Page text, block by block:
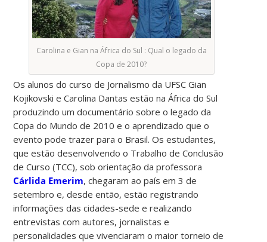
Carolina e Gian na África do Sul : Qual o legado da
Copa de 2010?
Os alunos do curso de Jornalismo da UFSC Gian
Kojikovski e Carolina Dantas estão na África do Sul
produzindo um documentário sobre o legado da
Copa do Mundo de 2010 e o aprendizado que o
evento pode trazer para o Brasil. Os estudantes,
que estão desenvolvendo o Trabalho de Conclusão
de Curso (TCC), sob orientação da professora
Cárlida Emerim, chegaram ao país em 3 de
setembro e, desde então, estão registrando
informações das cidades-sede e realizando
entrevistas com autores, jornalistas e
personalidades que vivenciaram o maior torneio de